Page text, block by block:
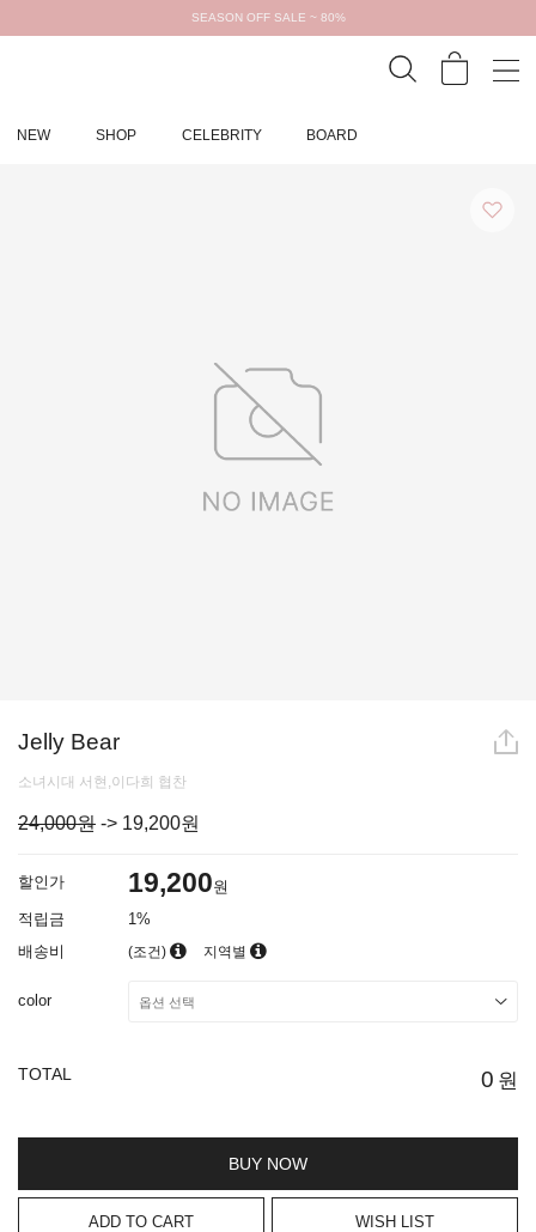
SEASON OFF SALE ~ 80%
NEW SHOP CELEBRITY BOARD
Jelly Bear
소녀시대 서현,이다희 협찬
24,000원 -> 19,200원
할인가 19,200원
적립금
1%
배송비
(조건) 지역별
color
TOTAL 0 원
BUY NOW
ADD TO CART WISH LIST